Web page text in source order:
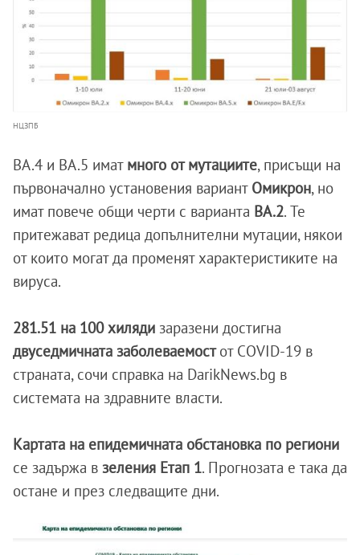
НЦЗПБ
BA.4 и BA.5 имат много от мутациите, присъщи на
първоначално установения вариант Омикрон, но
имат повече общи черти с варианта BA.2. Те
притежават редица допълнителни мутации, някои
от които могат да променят характеристиките на
вируса.
281.51 на 100 хиляди заразени достигна
двуседмичната заболеваемостот COVID-19 в
страната, сочи справка на DarikNews.bg в
системата на здравните власти.
Картата на епидемичната обстановка по региони
се задържа в зеления Етап 1. Прогнозата е така да
остане и през следващите дни.